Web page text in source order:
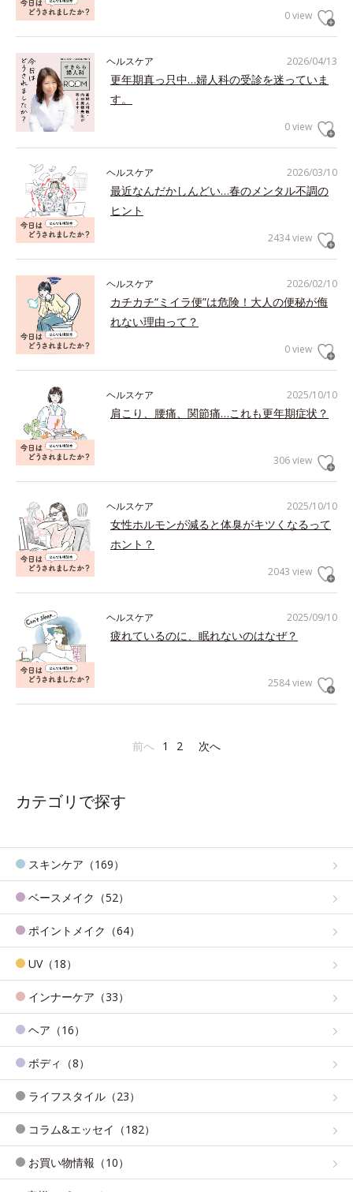
0 view
2026/04/13
ヘルスケア
更年期真っ只中…婦人科の受診を迷っていま
す。
0 view
2026/03/10
ヘルスケア
最近なんだかしんどい…春のメンタル不調の
ヒント
2434 view
2026/02/10
ヘルスケア
カチカチ“ミイラ便”は危険！大人の便秘が侮
れない理由って？
0 view
2025/10/10
ヘルスケア
肩こり、腰痛、関節痛…これも更年期症状？
306 view
2025/10/10
ヘルスケア
女性ホルモンが減ると体臭がキツくなるって
ホント？
2043 view
2025/09/10
ヘルスケア
疲れているのに、眠れないのはなぜ？
2584 view
前へ 1 2 次へ
カテゴリで探す
スキンケア（169）
ベースメイク（52）
ポイントメイク（64）
UV（18）
インナーケア（33）
ヘア（16）
ボディ（8）
ライフスタイル（23）
コラム&エッセイ（182）
お買い物情報（10）